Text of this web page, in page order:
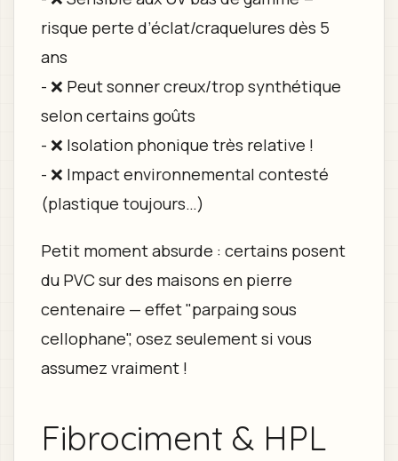
risque perte d’éclat/craquelures dès 5
ans
- ❌ Peut sonner creux/trop synthétique
selon certains goûts
- ❌ Isolation phonique très relative !
- ❌ Impact environnemental contesté
(plastique toujours…)
Petit moment absurde : certains posent
du PVC sur des maisons en pierre
centenaire — effet "parpaing sous
cellophane", osez seulement si vous
assumez vraiment !
Fibrociment & HPL